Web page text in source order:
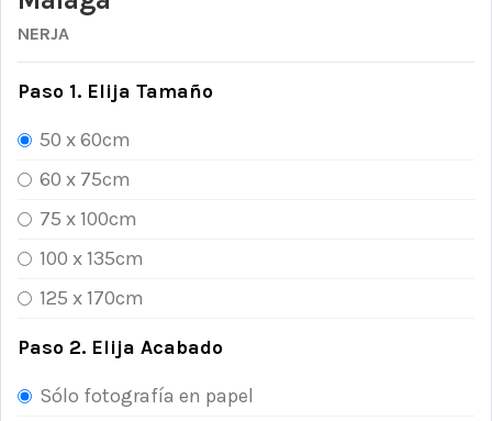
NERJA
Paso 1. Elija Tamaño
50 x 60cm
60 x 75cm
75 x 100cm
100 x 135cm
125 x 170cm
Paso 2. Elija Acabado
Sólo fotografía en papel